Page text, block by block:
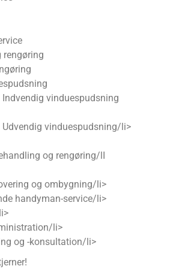
rengøring
Indvendig vinduespudsning
Udvendig vinduespudsning/li>
og rengøring/lI
og ombygning/li>
handyman-service/li>
li>
og -konsultation/li>